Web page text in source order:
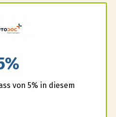
von 5% in diesem